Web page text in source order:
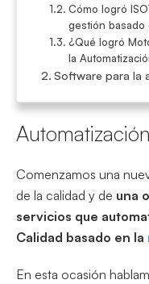
Cómo logró
gestión basado
¿Qué logró
la
Software para la
Comenzamos una
de la calidad y de una
servicios que
Calidad basado en la
En esta ocasión